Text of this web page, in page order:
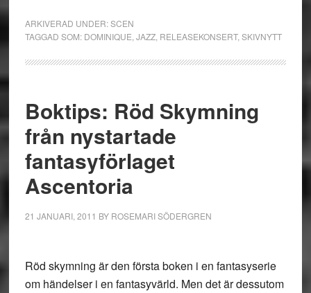
ARKIVERAD UNDER:SCEN
TAGGAD SOM: DOMINIQUE JAZZ, RELEASEKONSERT, SKIVNYTT
Boktips: Röd Skymning
från nystartade
fantasyförlaget
Ascentoria
21 JANUARI, 2011 BY ROSEMARI SÖDERGREN
Röd skymning är den första boken i en fantasyserie
om händelser i en fantasyvärld. Men det är dessutom